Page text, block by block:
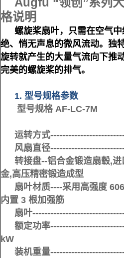
格说明
螺旋桨扇叶，只需在空气
绝、悄无声息的微风流动。独
旋转就产生的大量气流向下推
完美的螺旋桨的排气。
1. 型号规格参数
型号规格 AF-LC-7M
运转方式
风扇直径
转接盘--铝合金锻造扇毂,
金,高压精密锻造成型
扇叶材质----采用高强度
内置 3 根加强筋
扇叶
额定功率
kW
装机重量